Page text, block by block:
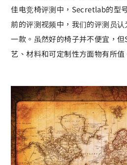
佳电竞椅评测中，Secretlab的型
前的评测视频中，我们的评测员
一款。虽然好的椅子并不便宜，
艺、材料和可定制性方面物有所值